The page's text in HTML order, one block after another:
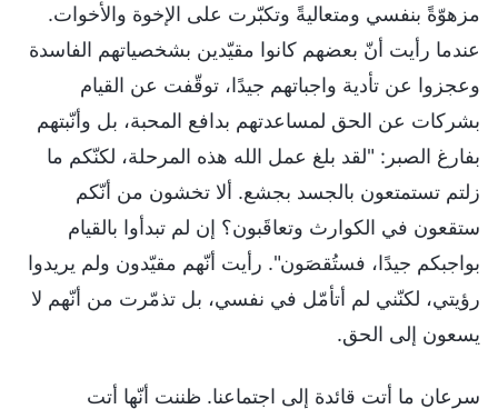
مزهوّةً بنفسي ومتعاليةً وتكبّرت على الإخوة والأخوات.
عندما رأيت أنّ بعضهم كانوا مقيّدين بشخصياتهم الفاسدة
وعجزوا عن تأدية واجباتهم جيدًا، توقّفت عن القيام
بشركات عن الحق لمساعدتهم بدافع المحبة، بل وأنّبتهم
بفارغ الصبر: "لقد بلغ عمل الله هذه المرحلة، لكنّكم ما
زلتم تستمتعون بالجسد بجشع. ألا تخشون من أنّكم
ستقعون في الكوارث وتعاقَبون؟ إن لم تبدأوا بالقيام
بواجبكم جيدًا، فستُقصَون". رأيت أنّهم مقيّدون ولم يريدوا
رؤيتي، لكنّني لم أتأمّل في نفسي، بل تذمّرت من أنّهم لا
يسعون إلى الحق.
سرعان ما أتت قائدة إلى اجتماعنا. ظننت أنّها أتت